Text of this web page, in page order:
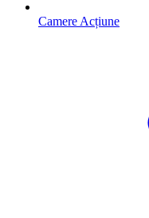
Camere Acțiune